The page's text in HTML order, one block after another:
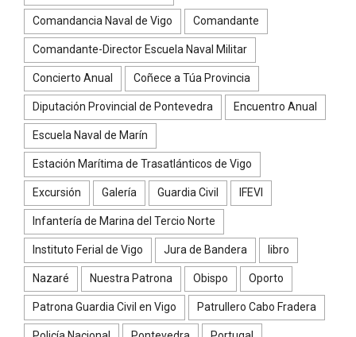
Comandancia Naval de Vigo Comandante
Comandante-Director Escuela Naval Militar
Concierto Anual Coñece a Túa Provincia
Diputación Provincial de Pontevedra Encuentro Anual
Escuela Naval de Marín
Estación Marítima de Trasatlánticos de Vigo
Excursión Galería Guardia Civil IFEVI
Infantería de Marina del Tercio Norte
Instituto Ferial de Vigo Jura de Bandera libro
Nazaré Nuestra Patrona Obispo Oporto
Patrona Guardia Civil en Vigo Patrullero Cabo Fradera